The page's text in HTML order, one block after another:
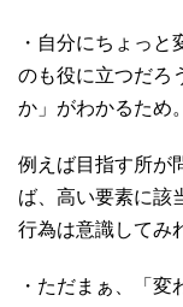
・自分にちょっ
のも役に立つだろ
か」がわかるため。
例えば目指す所が
ば、高い要素に該
行為は意識してみ
・ただまぁ、「